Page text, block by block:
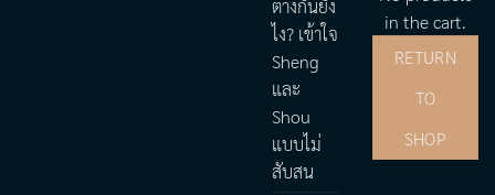
ต่างกันยัง
ไง? เข้าใจ
Sheng
และ
Shou
แบบไม่
สับสน
in the cart.
RETURN
TO
SHOP